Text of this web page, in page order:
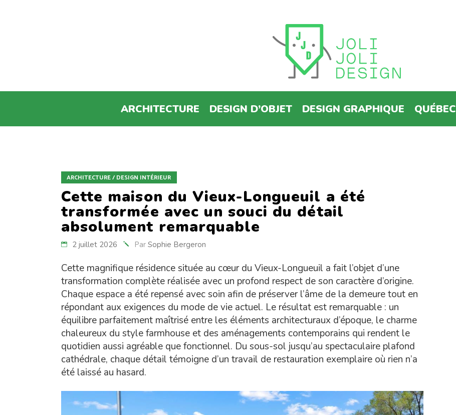
ARCHITECTURE DESIGN D’OBJET DESIGN GRAPHIQUE QUÉBEC
ARCHITECTURE / DESIGN INTÉRIEUR
Cette maison du Vieux-Longueuil a été
transformée avec un souci du détail
absolument remarquable
2 juillet 2026 Par Sophie Bergeron
Cette magnifique résidence située au cœur du Vieux-Longueuil a fait l’objet d’une
transformation complète réalisée avec un profond respect de son caractère d’origine.
Chaque espace a été repensé avec soin afin de préserver l’âme de la demeure tout en
répondant aux exigences du mode de vie actuel. Le résultat est remarquable : un
équilibre parfaitement maîtrisé entre les éléments architecturaux d’époque, le charme
chaleureux du style farmhouse et des aménagements contemporains qui rendent le
quotidien aussi agréable que fonctionnel. Du sous-sol jusqu’au spectaculaire plafond
cathédrale, chaque détail témoigne d’un travail de restauration exemplaire où rien n’a
été laissé au hasard.